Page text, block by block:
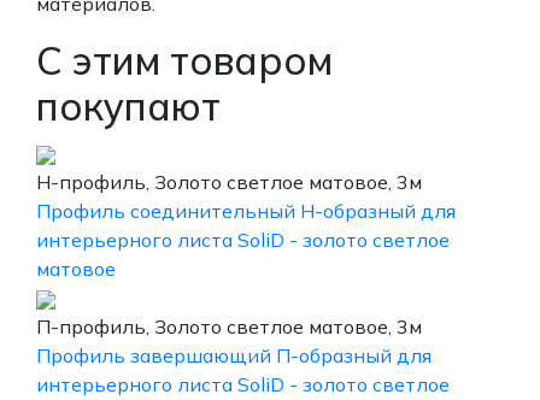
С этим товаром
покупают
H-профиль, Золото светлое матовое, 3м
Профиль соединительный Н-образный для
интерьерного листа SoliD - золото светлое
матовое
П-профиль, Золото светлое матовое, 3м
Профиль завершающий П-образный для
интерьерного листа SoliD - золото светлое